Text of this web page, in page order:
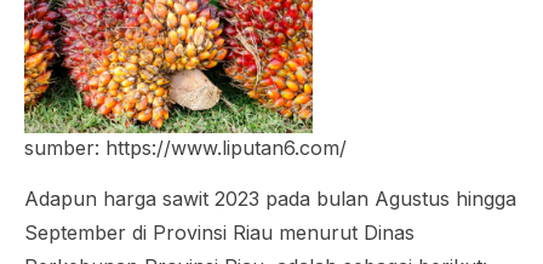
sumber: https://www.liputan6.com/
Adapun harga sawit 2023 pada bulan Agustus hingga
September di Provinsi Riau menurut Dinas